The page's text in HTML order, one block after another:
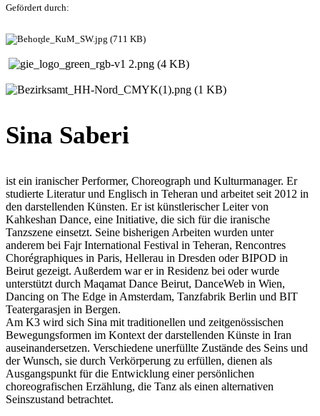
Gefördert durch:
Sina Saberi
ist ein iranischer Performer, Choreograph und Kulturmanager. Er
studierte Literatur und Englisch in Teheran und arbeitet seit 2012 in
den darstellenden Künsten. Er ist künstlerischer Leiter von
Kahkeshan Dance, eine Initiative, die sich für die iranische
Tanzszene einsetzt. Seine bisherigen Arbeiten wurden unter
anderem bei Fajr International Festival in Teheran, Rencontres
Chorégraphiques in Paris, Hellerau in Dresden oder BIPOD in
Beirut gezeigt. Außerdem war er in Residenz bei oder wurde
unterstützt durch Maqamat Dance Beirut, DanceWeb in Wien,
Dancing on The Edge in Amsterdam, Tanzfabrik Berlin und BIT
Teatergarasjen in Bergen.
Am K3 wird sich Sina mit traditionellen und zeitgenössischen
Bewegungsformen im Kontext der darstellenden Künste in Iran
auseinandersetzen. Verschiedene unerfüllte Zustände des Seins und
der Wunsch, sie durch Verkörperung zu erfüllen, dienen als
Ausgangspunkt für die Entwicklung einer persönlichen
choreografischen Erzählung, die Tanz als einen alternativen
Seinszustand betrachtet.